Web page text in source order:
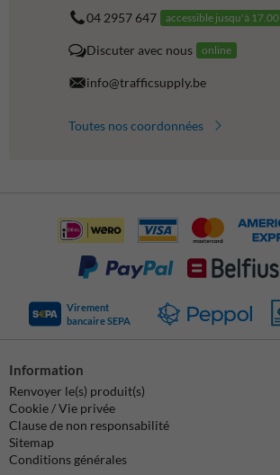
04 2957 647 accessible jusqu'à 17.00
Discuter avec nous online
info@trafficsupply.be
Toutes nos coordonnées
Virement
bancaire SEPA
Information
Renvoyer le(s) produit(s)
Cookie / Vie privée
Clause de non responsabilité
Sitemap
Conditions générales